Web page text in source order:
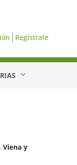
Regístrate
Viena y